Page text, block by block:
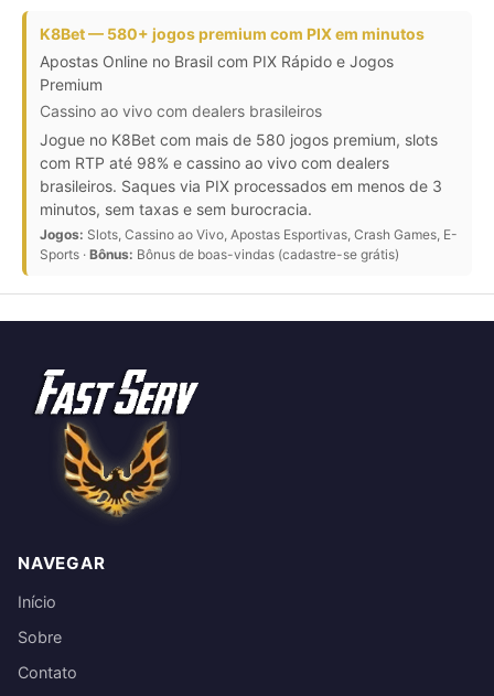
K8Bet — 580+ jogos premium com PIX em minutos
Apostas Online no Brasil com PIX Rápido e Jogos
Premium
Cassino ao vivo com dealers brasileiros
Jogue no K8Bet com mais de 580 jogos premium, slots
com RTP até 98% e cassino ao vivo com dealers
brasileiros. Saques via PIX processados em menos de 3
minutos, sem taxas e sem burocracia.
Jogos: Slots, Cassino ao Vivo, Apostas Esportivas, Crash Games, E-
Sports · Bônus: Bônus de boas-vindas (cadastre-se grátis)
NAVEGAR
Início
Sobre
Contato